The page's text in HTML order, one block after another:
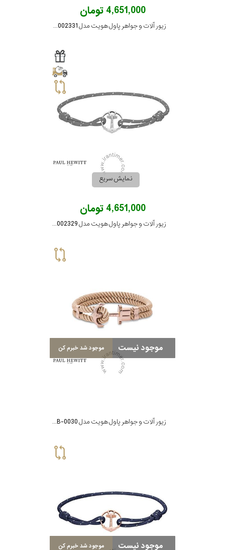
4,651,000 تومان
زیور آلات و جواهر پاول هویت مدل PH002331
نمایش سریع
4,651,000 تومان
زیور آلات و جواهر پاول هویت مدل PH002329
موجود نیست موجود شد خبرم کن
زیور آلات و جواهر پاول هویت مدل PH-FB-0030
موجود نیست موجود شد خبرم کن